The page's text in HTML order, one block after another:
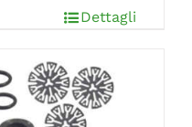
Dettagli